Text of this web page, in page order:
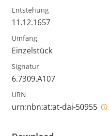
Entstehung
11.12.1657
Umfang
Einzelstück
Signatur
6.7309.A107
URN
urn:nbn:at:at-dai-50955